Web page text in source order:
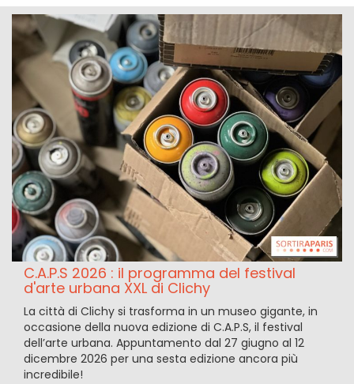
C.A.P.S 2026 : il programma del festival
d'arte urbana XXL di Clichy
La città di Clichy si trasforma in un museo gigante, in
occasione della nuova edizione di C.A.P.S, il festival
dell’arte urbana. Appuntamento dal 27 giugno al 12
dicembre 2026 per una sesta edizione ancora più
incredibile!